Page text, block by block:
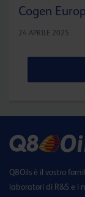
Cogen
24 APRILE 2025
Q8Oils è il vostro
laboratori di R&S e i